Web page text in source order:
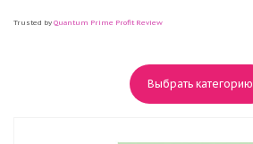
Trusted by Quantum Prime Profit Review
Выбрать категорию